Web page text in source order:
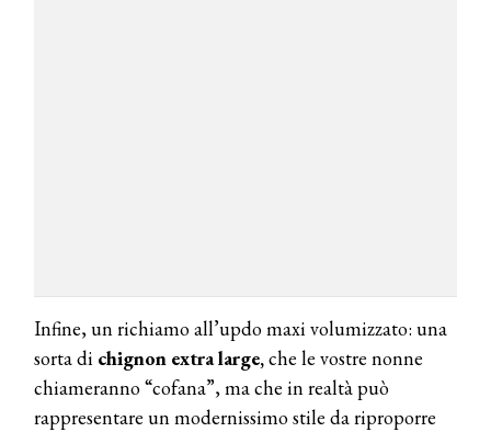
Infine, un richiamo all’updo maxi volumizzato: una
sorta di chignon extra large,che le vostre nonne
chiameranno “cofana”, ma che in realtà può
rappresentare un modernissimo stile da riproporre